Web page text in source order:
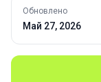
Обновлено
Май 27, 2026